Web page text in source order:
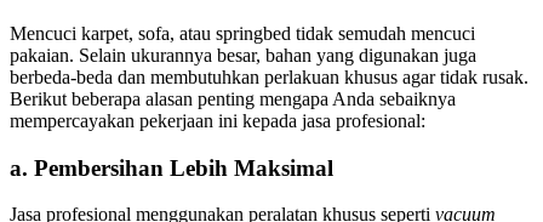
Mencuci karpet, sofa, atau springbed tidak semudah mencuci
pakaian. Selain ukurannya besar, bahan yang digunakan juga
berbeda-beda dan membutuhkan perlakuan khusus agar tidak rusak.
Berikut beberapa alasan penting mengapa Anda sebaiknya
mempercayakan pekerjaan ini kepada jasa profesional:
a. Pembersihan Lebih Maksimal
Jasa profesional menggunakan peralatan khusus seperti vacuum